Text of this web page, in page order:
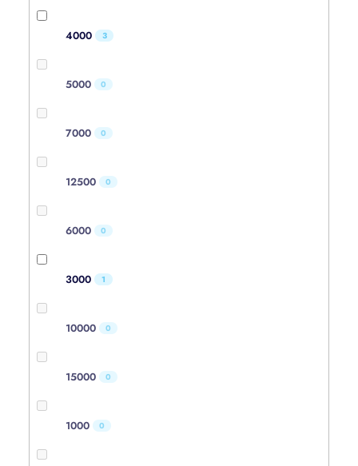
4000 3
5000 0
7000 0
12500 0
6000 0
3000 1
10000 0
15000 0
1000 0